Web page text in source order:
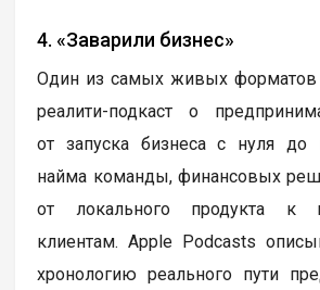
4. «Заварили бизнес»
Один из самых живых форматов
реалити-подкаст о
от запуска бизнеса с нуля до
найма команды, финансовых
от локального продукта к
клиентам. Apple Podcasts
хронологию реального пути